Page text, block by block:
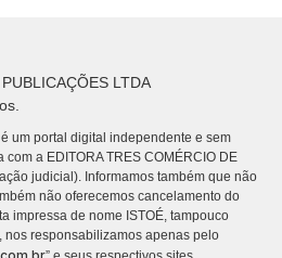
LTDA
um portal digital independente e sem
a EDITORA TRES COMÉRCIO DE
judicial). Informamos também que não
não oferecemos cancelamento do
impressa de nome ISTOÉ, tampouco
nos responsabilizamos apenas pelo